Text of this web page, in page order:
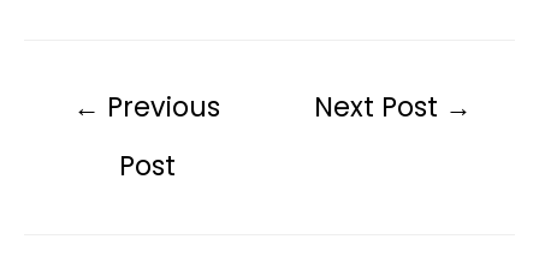
← Previous
Post
Next Post →